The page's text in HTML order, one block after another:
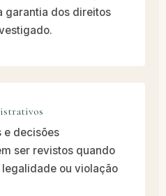
garantia dos direitos
e decisões
ser revistos quando
ou violação